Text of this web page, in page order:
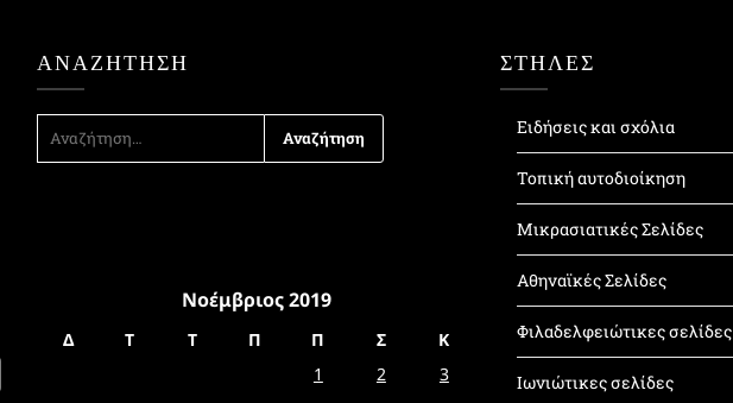
ΑΝΑΖΉΤΗΣΗ
ΓΙΑ:
Νοέμβριος 2019
Δ Τ Τ Π Π Σ
Κ
1
2
3
ΣΤΗΛΕΣ
Ειδήσεις και σχόλια
Τοπική αυτοδιοίκηση
Μικρασιατικές Σελίδες
Αθηναϊκές Σελίδες
Φιλαδελφειώτικες σελίδες
Ιωνιώτικες σελίδες